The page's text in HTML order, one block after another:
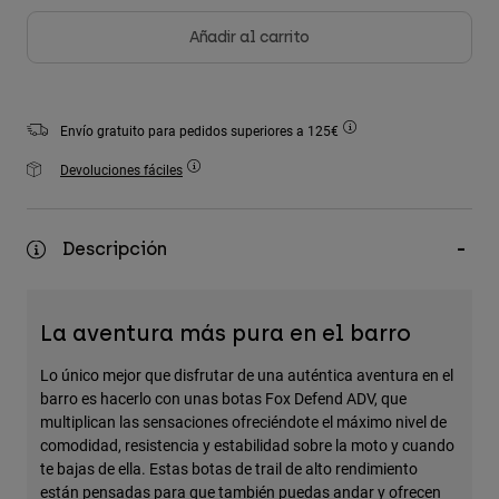
Gorras y Gorros
Ver todo
Añadir al carrito
Envío gratuito para pedidos superiores a 125€
Devoluciones fáciles
Descripción
La aventura más pura en el barro
Lo único mejor que disfrutar de una auténtica aventura en el
barro es hacerlo con unas botas Fox Defend ADV, que
multiplican las sensaciones ofreciéndote el máximo nivel de
comodidad, resistencia y estabilidad sobre la moto y cuando
te bajas de ella. Estas botas de trail de alto rendimiento
están pensadas para que también puedas andar y ofrecen